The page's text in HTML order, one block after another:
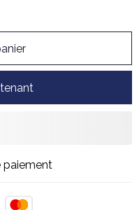
paiement